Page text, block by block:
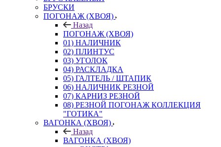
БРУСКИ
ПОГОНАЖ (ХВОЯ)
Назад
ПОГОНАЖ (ХВОЯ)
01) НАЛИЧНИК
02) ПЛИНТУС
03) УГОЛОК
04) РАСКЛАДКА
05) ГАЛТЕЛЬ / ШТАПИК
06) НАЛИЧНИК РЕЗНОЙ
07) КАРНИЗ РЕЗНОЙ
08) РЕЗНОЙ ПОГОНАЖ КОЛЛЕКЦИЯ
"ГОТИКА"
ВАГОНКА (ХВОЯ)
Назад
ВАГОНКА (ХВОЯ)